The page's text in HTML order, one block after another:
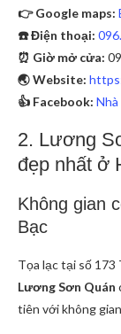
👉 Google maps:
☎️ Điện thoại:
⏰ Giờ mở cửa:
🌏 Website:
👍 Facebook:
2. Lương
đẹp nhất ở
Không gian
Bạc
Tọa lạc tại số 173
Lương Sơn Quán
tiên với không